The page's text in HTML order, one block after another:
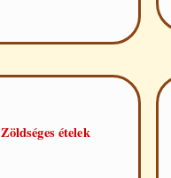
Zöldséges ételek